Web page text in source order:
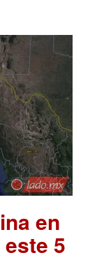
en
5